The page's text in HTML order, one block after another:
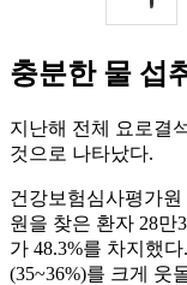
충분한 물 섭
지난해 전체 요로결
것으로 나타났다.
건강보험심사평가
원을 찾은 환자 28만
가 48.3%를 차지했
(35~36%)를 크게 웃